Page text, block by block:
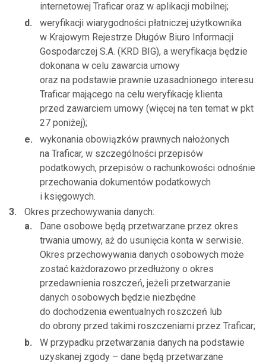
internetowej Traficar oraz w aplikacji mobilnej;
weryfikacji wiarygodności płatniczej użytkownika
w Krajowym Rejestrze Długów Biuro Informacji
Gospodarczej S.A. (KRD BIG), a weryfikacja będzie
dokonana w celu zawarcia umowy
oraz na podstawie prawnie uzasadnionego interesu
Traficar mającego na celu weryfikację klienta
przed zawarciem umowy (więcej na ten temat w pkt
27 poniżej);
wykonania obowiązków prawnych nałożonych
na Traficar, w szczególności przepisów
podatkowych, przepisów o rachunkowości odnośnie
przechowania dokumentów podatkowych
i księgowych.
Okres przechowywania danych:
Dane osobowe będą przetwarzane przez okres
trwania umowy, aż do usunięcia konta w serwisie.
Okres przechowywania danych osobowych może
zostać każdorazowo przedłużony o okres
przedawnienia roszczeń, jeżeli przetwarzanie
danych osobowych będzie niezbędne
do dochodzenia ewentualnych roszczeń lub
do obrony przed takimi roszczeniami przez Traficar;
W przypadku przetwarzania danych na podstawie
uzyskanej zgody – dane będą przetwarzane